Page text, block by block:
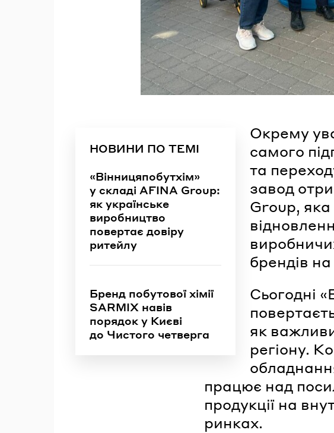
НОВИНИ ПО ТЕМІ
«Вінницяпобутхім»
у складі AFINA Group:
як українське
виробництво
повертає довіру
ритейлу
Бренд побутової хімії
SARMIX навів
порядок у Києві
до Чистого четверга
Окрему
самого
та
завод
Group,
брендів
Сьогодні
як
регіону.
працює над
продукції на
ринках.